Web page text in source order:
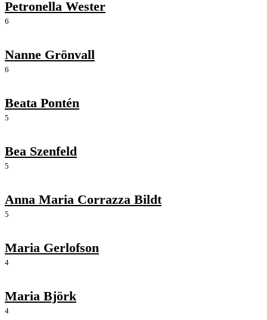
Petronella Wester
6
Nanne Grönvall
6
Beata Pontén
5
Bea Szenfeld
5
Anna Maria Corrazza Bildt
5
Maria Gerlofson
4
Maria Björk
4